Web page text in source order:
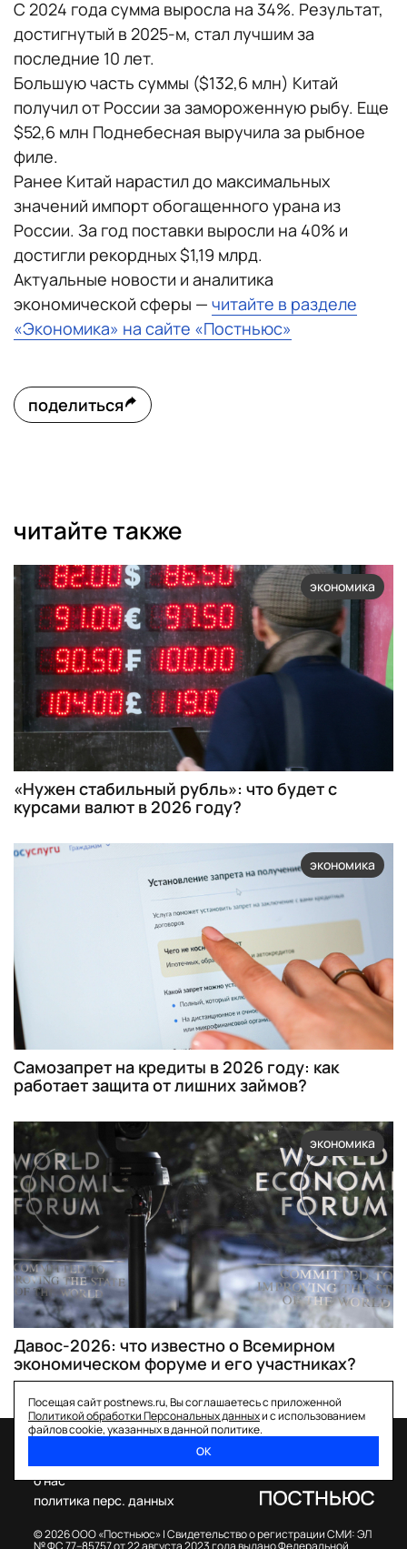
С 2024 года сумма выросла на 34%. Результат,
достигнутый в 2025-м, стал лучшим за
последние 10 лет.
Большую часть суммы ($132,6 млн) Китай
получил от России за замороженную рыбу. Еще
$52,6 млн Поднебесная выручила за рыбное
филе.
Ранее Китай нарастил до максимальных
значений импорт обогащенного урана из
России. За год поставки выросли на 40% и
достигли рекордных $1,19 млрд.
Актуальные новости и аналитика
экономической сферы — читайте в разделе
«Экономика» на сайте «Постньюс»
поделиться
читайте также
экономика
«Нужен стабильный рубль»: что будет с
курсами валют в 2026 году?
экономика
Самозапрет на кредиты в 2026 году: как
работает защита от лишних займов?
экономика
Давос-2026: что известно о Всемирном
экономическом форуме и его участниках?
Посещая сайт postnews.ru, Вы соглашаетесь с приложенной
Политикой обработки Персональных данныхи с использованием
файлов cookie, указанных в данной политике.
ОК
© 2026 ООО «Постньюс» |Свидетельство о регистрации СМИ: ЭЛ
№ ФС 77–85757 от 22 августа 2023 года выдано Федеральной
о нас
политика перс. данных